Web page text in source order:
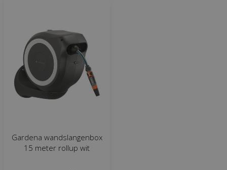
Gardena wandslangenbox
15 meter rollup wit